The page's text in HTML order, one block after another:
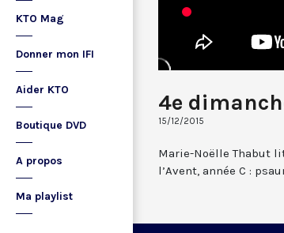
KTO Mag
Donner mon IFI
Aider KTO
Boutique DVD
A propos
Ma playlist
4e
15/12/2015
Marie-Noëlle Thabut
l’Avent, année C :